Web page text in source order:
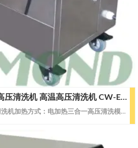
电加热冷热水蒸汽一体高压清洗机 高温高压清洗机 CW-EWS24
电加热冷热水蒸汽一体高压清洗机加热方式：电加热三合一高压清洗模式：冷水/热水/蒸汽超快速加热，无需长时间等待预热型号CW-EWS24CW-EWS32蒸汽耗水量L/H85108蒸汽压力Bar2.5/253.5/35蒸汽温度℃17517580 ℃ 热水压力Mpa/Bar9/9013/100热水流量L/H300360加热功率KW2432电压V/Hz380/50380/50重量KG105112尺寸MM10